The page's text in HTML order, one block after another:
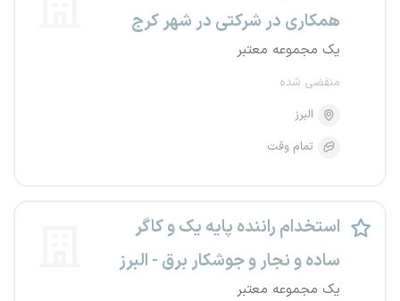
همکاری در شرکتی در شهر کرج
یک مجموعه معتبر
منقضی شده
البرز
تمام وقت
استخدام راننده پایه یک و کاگر
ساده و نجار و جوشکار برق - البرز
یک مجموعه معتبر